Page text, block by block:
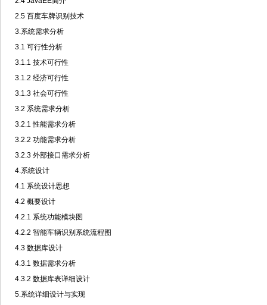
2.5 百度车牌识别技术
3.系统需求分析
3.1 可行性分析
3.1.1 技术可行性
3.1.2 经济可行性
3.1.3 社会可行性
3.2 系统需求分析
3.2.1 性能需求分析
3.2.2 功能需求分析
3.2.3 外部接口需求分析
4.系统设计
4.1 系统设计思想
4.2 概要设计
4.2.1 系统功能模块图
4.2.2 智能车辆识别系统流程图
4.3 数据库设计
4.3.1 数据需求分析
4.3.2 数据库表详细设计
5.系统详细设计与实现